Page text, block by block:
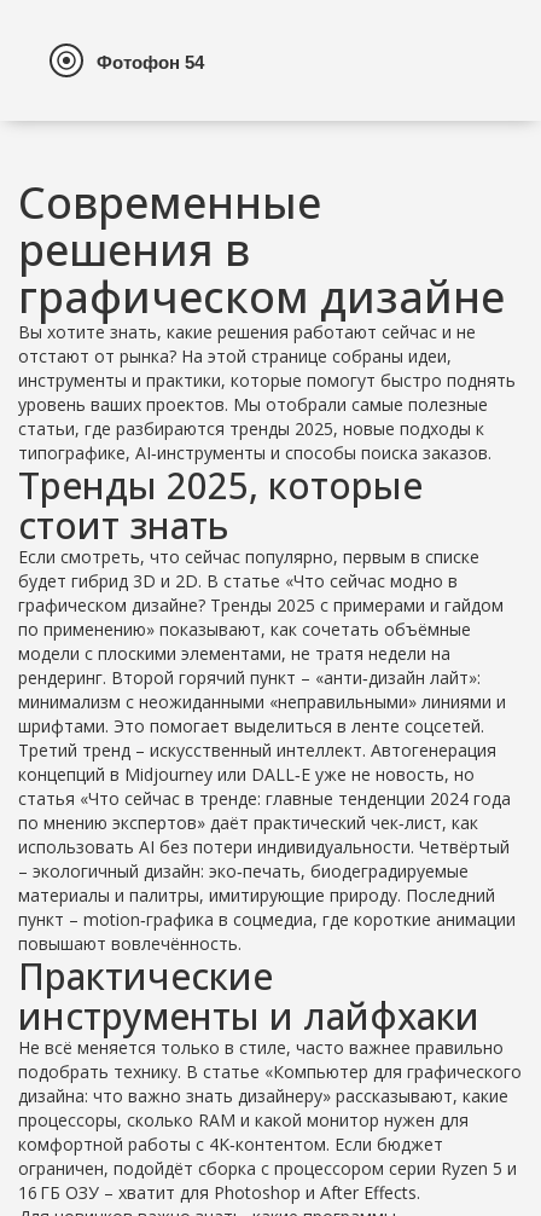
Современные
решения в
графическом дизайне
Вы хотите знать, какие решения работают сейчас и не
отстают от рынка? На этой странице собраны идеи,
инструменты и практики, которые помогут быстро поднять
уровень ваших проектов. Мы отобрали самые полезные
статьи, где разбираются тренды 2025, новые подходы к
типографике, AI‑инструменты и способы поиска заказов.
Тренды 2025, которые
стоит знать
Если смотреть, что сейчас популярно, первым в списке
будет гибрид 3D и 2D. В статье «Что сейчас модно в
графическом дизайне? Тренды 2025 с примерами и гайдом
по применению» показывают, как сочетать объёмные
модели с плоскими элементами, не тратя недели на
рендеринг. Второй горячий пункт – «анти‑дизайн лайт»:
минимализм с неожиданными «неправильными» линиями и
шрифтами. Это помогает выделиться в ленте соцсетей.
Третий тренд – искусственный интеллект. Автогенерация
концепций в Midjourney или DALL‑E уже не новость, но
статья «Что сейчас в тренде: главные тенденции 2024 года
по мнению экспертов» даёт практический чек‑лист, как
использовать AI без потери индивидуальности. Четвёртый
– экологичный дизайн: эко‑печать, биодеградируемые
материалы и палитры, имитирующие природу. Последний
пункт – motion‑графика в соцмедиа, где короткие анимации
повышают вовлечённость.
Практические
инструменты и лайфхаки
Не всё меняется только в стиле, часто важнее правильно
подобрать технику. В статье «Компьютер для графического
дизайна: что важно знать дизайнеру» рассказывают, какие
процессоры, сколько RAM и какой монитор нужен для
комфортной работы с 4K‑контентом. Если бюджет
ограничен, подойдёт сборка с процессором серии Ryzen 5 и
16 ГБ ОЗУ – хватит для Photoshop и After Effects.